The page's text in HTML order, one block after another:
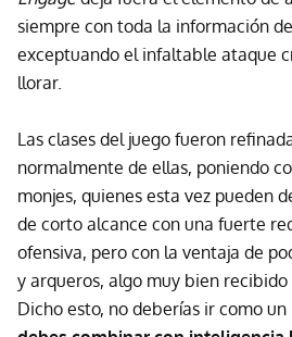
siempre con toda la información
exceptuando el infaltable ataque
llorar.
Las clases del juego fueron
normalmente de ellas, poniendo
monjes, quienes esta vez pueden
de corto alcance con una fuerte
ofensiva, pero con la ventaja de
y arqueros, algo muy bien
Dicho esto, no deberías ir como